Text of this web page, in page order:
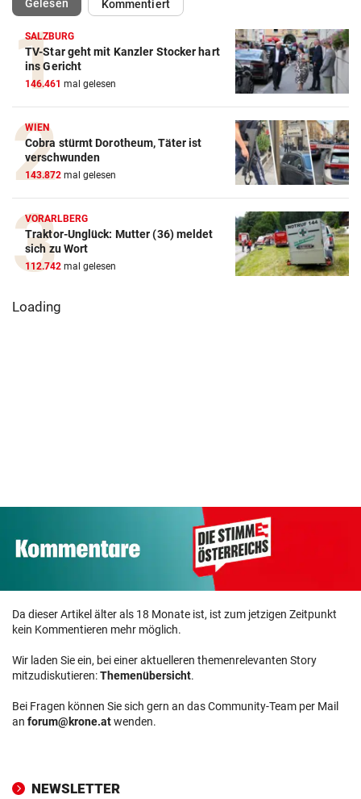
Gelesen(ausgewählt)Kommentiert
SALZBURG
TV-Star geht mit Kanzler Stocker hart
ins Gericht
146.461 mal gelesen
WIEN
Cobra stürmt Dorotheum, Täter ist
verschwunden
143.872 mal gelesen
VORARLBERG
Traktor-Unglück: Mutter (36) meldet
sich zu Wort
112.742 mal gelesen
Loading
Da dieser Artikel älter als 18 Monate ist, ist zum jetzigen Zeitpunkt
kein Kommentieren mehr möglich.
Wir laden Sie ein, bei einer aktuelleren themenrelevanten Story
mitzudiskutieren:Themenübersicht.
Bei Fragen können Sie sich gern an das Community-Team per Mail
an forum@krone.atwenden.
NEWSLETTER